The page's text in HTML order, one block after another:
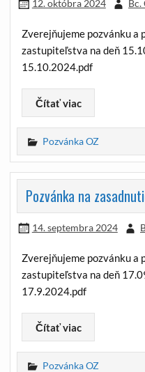
12. októbra 2024
Zverejňujeme pozvánku a
zastupiteľstva na deň
15.10.2024.pdf
Čítať viac
Pozvánka OZ
Pozvánka na
14. septembra 2024
Zverejňujeme pozvánku a
zastupiteľstva na deň
17.9.2024.pdf
Čítať viac
Pozvánka OZ